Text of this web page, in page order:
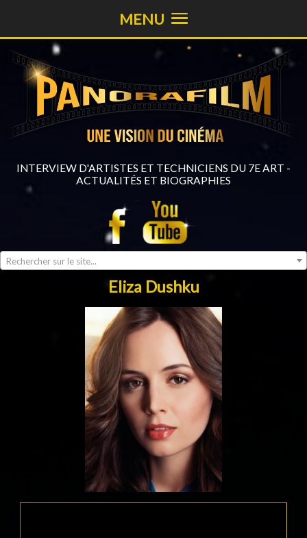
INTERVIEW D'ARTISTES ET TECHNICIENS DU 7E ART -
ACTUALITÉS ET BIOGRAPHIES
Rechercher sur le site...
MENU
Eliza Dushku